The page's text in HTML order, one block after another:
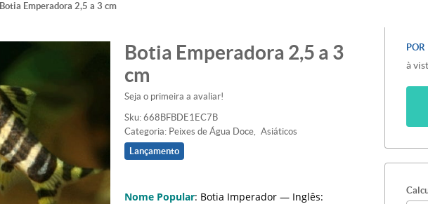
Botia Emperadora 2,5 a 3 cm
Botia Emperadora 2,5 a 3
cm
Seja o primeira a avaliar!
Sku: 668BFBDE1EC7B
Categoria: Peixes de Água Doce
Asiáticos
Lançamento
Nome Popular: Botia Imperador — Inglês:
POR
à